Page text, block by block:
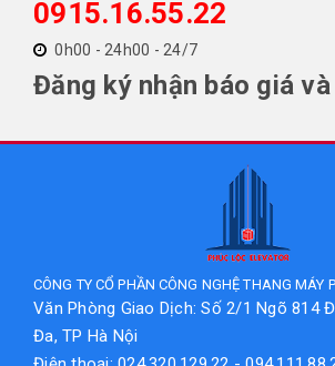
0915.16.55.22
0h00 - 24h00 - 24/7
Đăng ký nhận báo giá
CÔNG TY CỔ PHẦN CÔNG NGHỆ THANG MÁY
Văn Phòng Giao Dịch: Số 2/1 Ngõ 814
Đa, TP Hà Nội